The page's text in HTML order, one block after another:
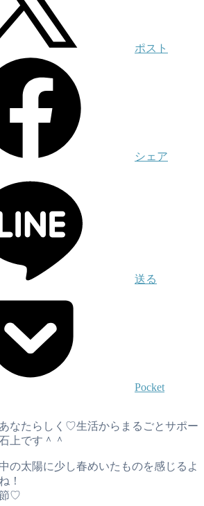
ポスト
シェア
送る
Pocket
なたらしく♡生活からまるごとサポー
上です＾＾
の太陽に少し春めいたものを感じるよ
！
節♡